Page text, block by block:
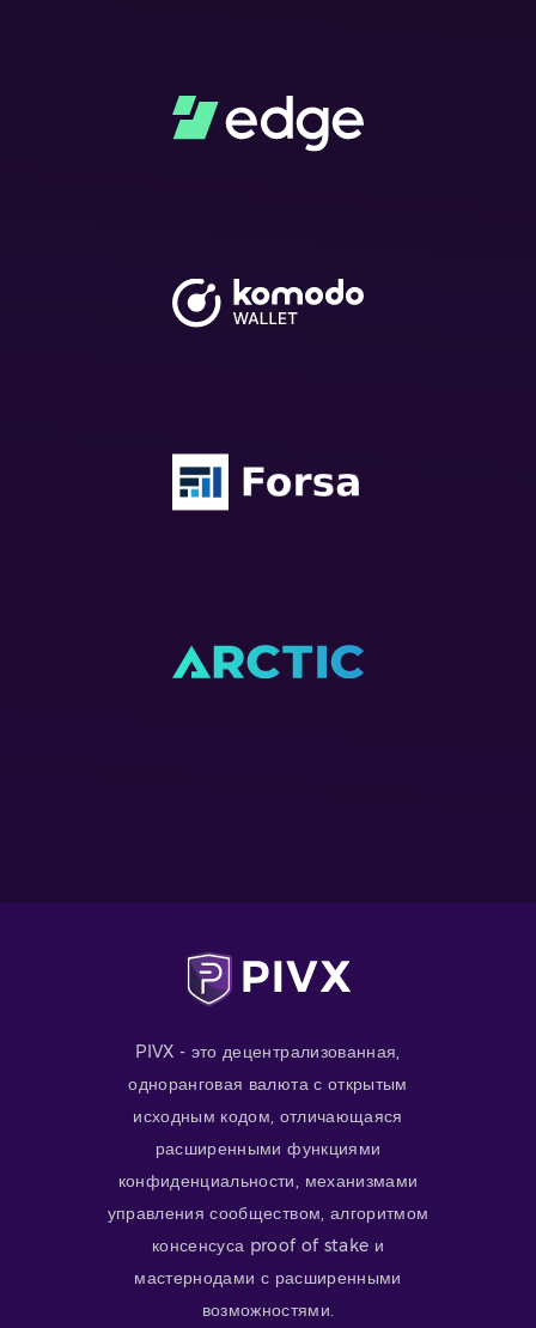
PIVX - это децентрализованная,
одноранговая валюта с открытым
исходным кодом, отличающаяся
расширенными функциями
конфиденциальности, механизмами
управления сообществом, алгоритмом
консенсуса proof of stake и
мастернодами с расширенными
возможностями.